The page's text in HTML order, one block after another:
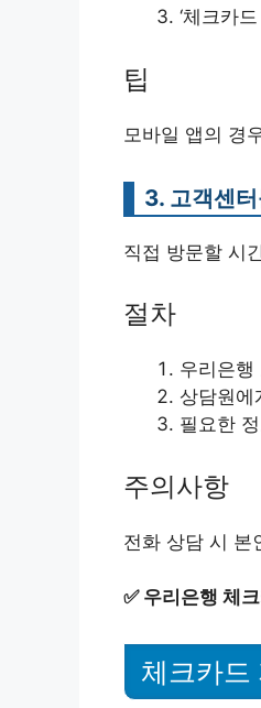
‘체크카
팁
모바일 앱의 경
3. 고객센
직접 방문할 시
절차
우리은
상담원에
필요한
주의사항
전화 상담 시 본
✅ 우리은행 체
체크카드